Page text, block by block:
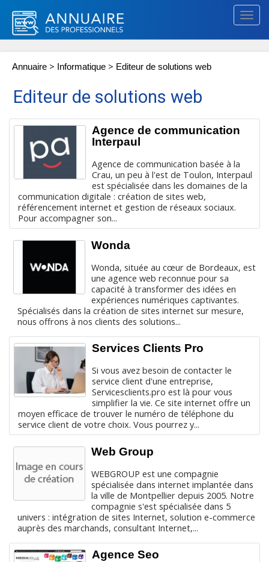
Annuaire > Informatique > Editeur de solutions web
Editeur de solutions web
Agence de communication
Interpaul
Agence de communication basée à la
Crau, un peu à l'est de Toulon, Interpaul
est spécialisée dans les domaines de la
communication digitale : création de sites web,
référencement internet et gestion de réseaux sociaux.
Pour accompagner son...
Wonda
Wonda, située au cœur de Bordeaux, est
une agence web reconnue pour sa
capacité à transformer des idées en
expériences numériques captivantes.
Spécialisés dans la création de sites internet sur mesure,
nous offrons à nos clients des solutions...
Services Clients Pro
Si vous avez besoin de contacter le
service client d'une entreprise,
Servicesclients.pro est là pour vous
simplifier la vie. Ce site internet offre un
moyen efficace de trouver le numéro de téléphone du
service client de votre choix. Vous pourrez y...
Web Group
WEBGROUP est une compagnie
spécialisée dans internet implantée dans
la ville de Montpellier depuis 2005. Notre
compagnie s'est spécialisée dans 5
univers : intégration de sites Internet, solution e-commerce
auprès des marchands, consultant Internet,...
Agence Seo